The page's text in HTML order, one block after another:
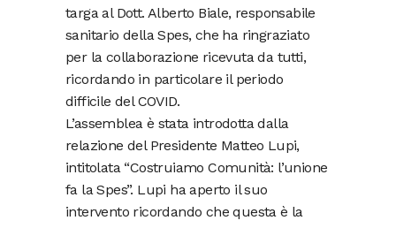
targa al Dott. Alberto Biale, responsabile
sanitario della Spes, che ha ringraziato
per la collaborazione ricevuta da tutti,
ricordando in particolare il periodo
difficile del COVID.
L’assemblea è stata introdotta dalla
relazione del Presidente Matteo Lupi,
intitolata “Costruiamo Comunità: l’unione
fa la Spes”. Lupi ha aperto il suo
intervento ricordando che questa è la